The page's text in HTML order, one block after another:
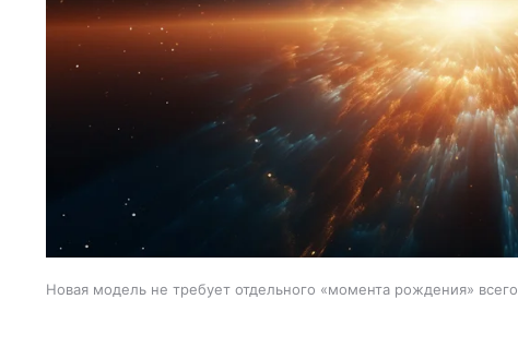
Новая модель не требует отдельного «момента рождения» всего